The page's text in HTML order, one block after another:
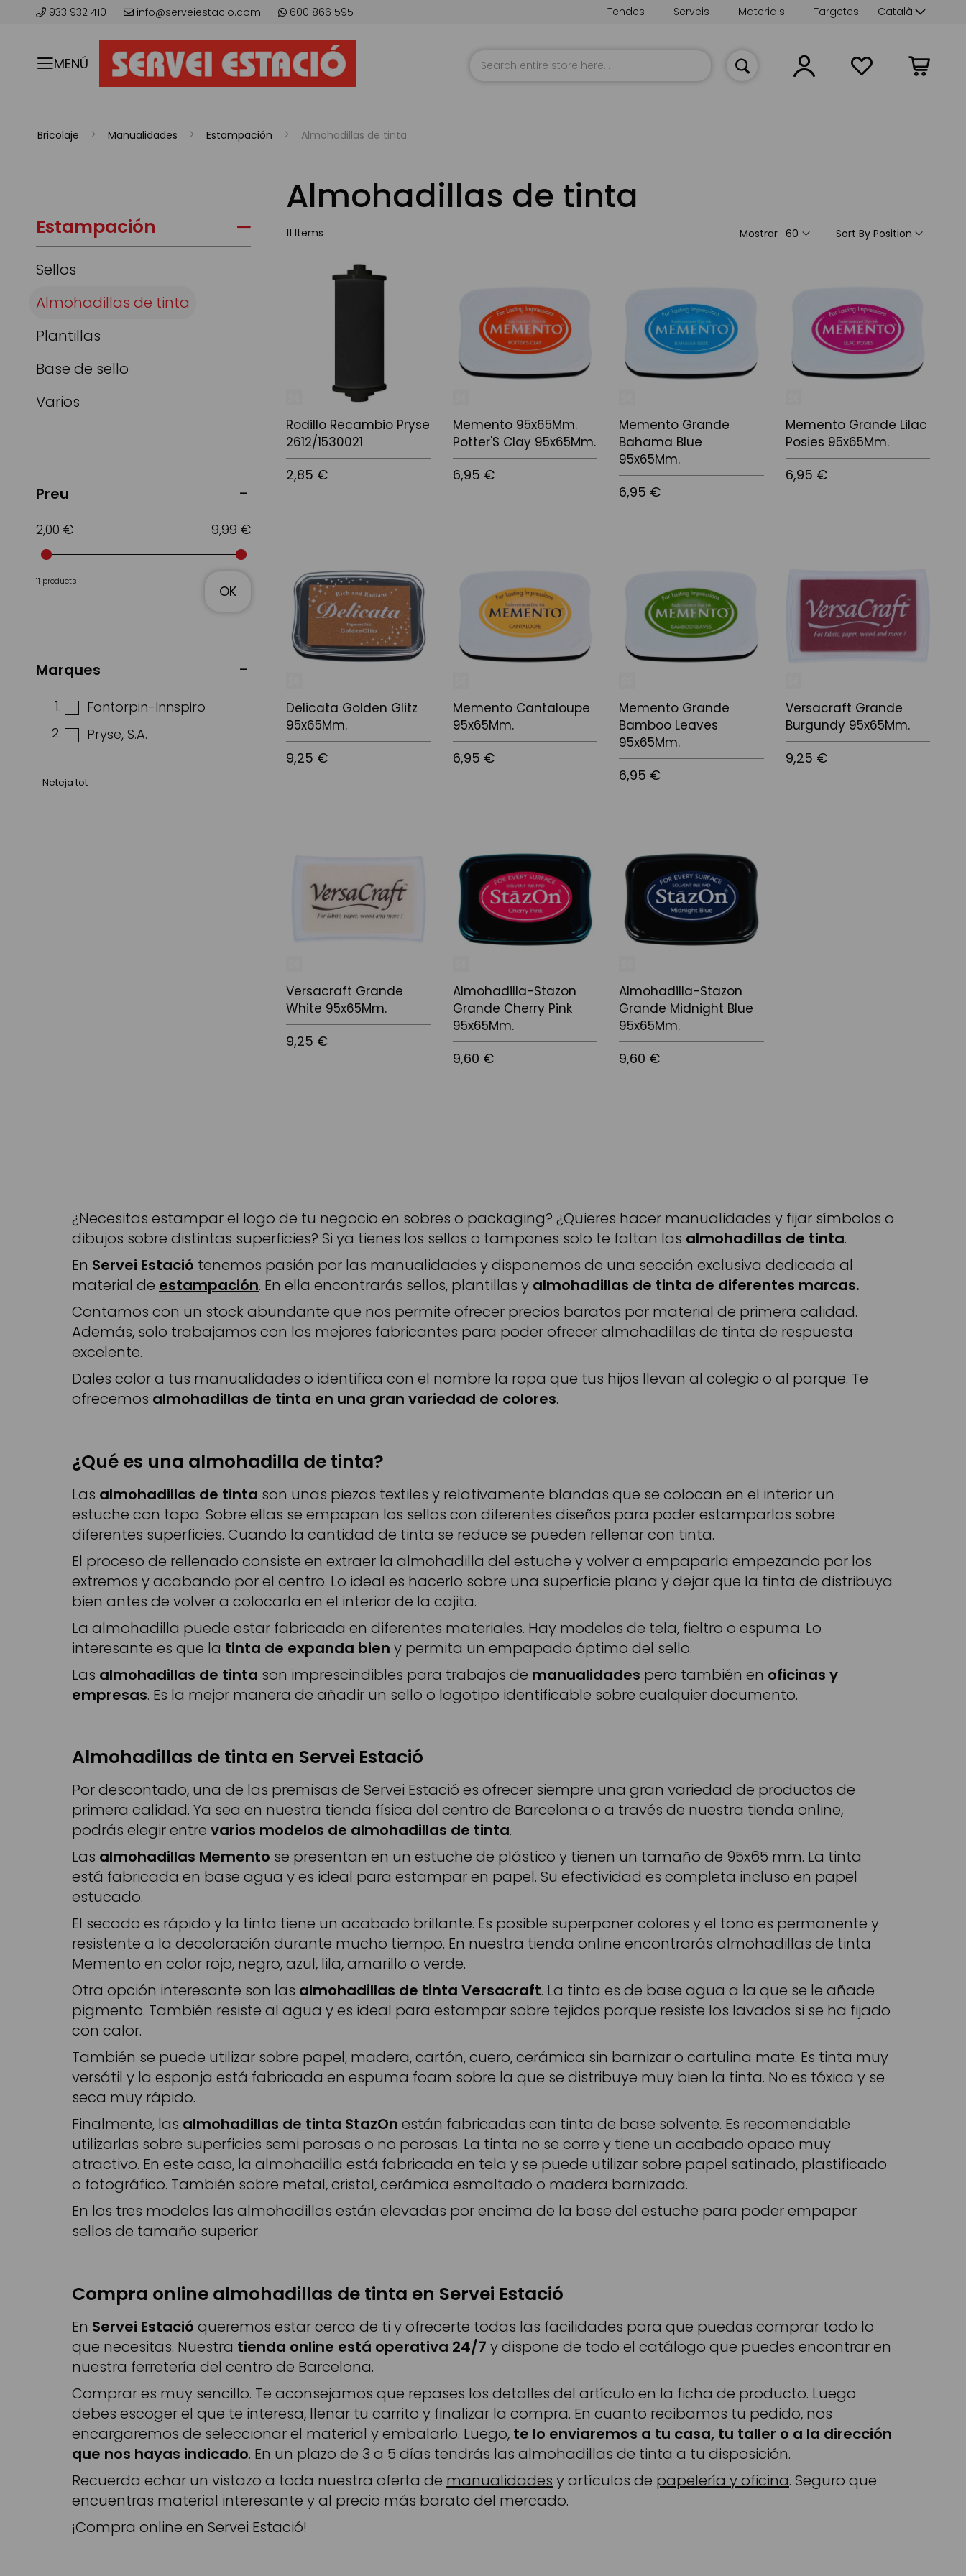
933 932 410 info@serveiestacio.com 600 866 595 Language
Català
Targetes
Materials
Serveis
Tendes
MENÚ
La meva
Bricolaje Manualidades Estampación Almohadillas de tinta
Almohadillas de tinta
11 Items Sort By
Mostrar
Rodillo Recambio Pryse
2612/1530021
2,85 €
Memento 95x65Mm.
Potter'S Clay 95x65Mm.
6,95 €
Memento Grande
Bahama Blue
95x65Mm.
6,95 €
Memento Grande Lilac
Posies 95x65Mm.
6,95 €
Delicata Golden Glitz
95x65Mm.
9,25 €
Memento Cantaloupe
95x65Mm.
6,95 €
Memento Grande
Bamboo Leaves
95x65Mm.
6,95 €
Versacraft Grande
Burgundy 95x65Mm.
9,25 €
Versacraft Grande
White 95x65Mm.
9,25 €
Almohadilla-Stazon
Grande Cherry Pink
95x65Mm.
9,60 €
Almohadilla-Stazon
Grande Midnight Blue
95x65Mm.
9,60 €
Estampación
Sellos
Almohadillas de tinta
Plantillas
Base de sello
Varios
Preu
2,00 € 9,99 €
11 products
OK
Marques
Fontorpin-Innspiro
Pryse, S.A.
Neteja tot
¿Necesitas estampar el logo de tu negocio en sobres o packaging? ¿Quieres hacer manualidades y fijar símbolos o
dibujos sobre distintas superficies? Si ya tienes los sellos o tampones solo te faltan las almohadillas de tinta.
En Servei Estació tenemos pasión por las manualidades y disponemos de una sección exclusiva dedicada al
material de estampación. En ella encontrarás sellos, plantillas y almohadillas de tinta de diferentes marcas.
Contamos con un stock abundante que nos permite ofrecer precios baratos por material de primera calidad.
Además, solo trabajamos con los mejores fabricantes para poder ofrecer almohadillas de tinta de respuesta
excelente.
Dales color a tus manualidades o identifica con el nombre la ropa que tus hijos llevan al colegio o al parque. Te
ofrecemos almohadillas de tinta en una gran variedad de colores.
¿Qué es una almohadilla de tinta?
Las almohadillas de tinta son unas piezas textiles y relativamente blandas que se colocan en el interior un
estuche con tapa. Sobre ellas se empapan los sellos con diferentes diseños para poder estamparlos sobre
diferentes superficies. Cuando la cantidad de tinta se reduce se pueden rellenar con tinta.
El proceso de rellenado consiste en extraer la almohadilla del estuche y volver a empaparla empezando por los
extremos y acabando por el centro. Lo ideal es hacerlo sobre una superficie plana y dejar que la tinta de distribuya
bien antes de volver a colocarla en el interior de la cajita.
La almohadilla puede estar fabricada en diferentes materiales. Hay modelos de tela, fieltro o espuma. Lo
interesante es que la tinta de expanda bien y permita un empapado óptimo del sello.
Las almohadillas de tinta son imprescindibles para trabajos de manualidades pero también en oficinas y
empresas. Es la mejor manera de añadir un sello o logotipo identificable sobre cualquier documento.
Almohadillas de tinta en Servei Estació
Por descontado, una de las premisas de Servei Estació es ofrecer siempre una gran variedad de productos de
primera calidad. Ya sea en nuestra tienda física del centro de Barcelona o a través de nuestra tienda online,
podrás elegir entre varios modelos de almohadillas de tinta.
Las almohadillas Memento se presentan en un estuche de plástico y tienen un tamaño de 95x65 mm. La tinta
está fabricada en base agua y es ideal para estampar en papel. Su efectividad es completa incluso en papel
estucado.
El secado es rápido y la tinta tiene un acabado brillante. Es posible superponer colores y el tono es permanente y
resistente a la decoloración durante mucho tiempo. En nuestra tienda online encontrarás almohadillas de tinta
Memento en color rojo, negro, azul, lila, amarillo o verde.
Otra opción interesante son las almohadillas de tinta Versacraft. La tinta es de base agua a la que se le añade
pigmento. También resiste al agua y es ideal para estampar sobre tejidos porque resiste los lavados si se ha fijado
con calor.
También se puede utilizar sobre papel, madera, cartón, cuero, cerámica sin barnizar o cartulina mate. Es tinta muy
versátil y la esponja está fabricada en espuma foam sobre la que se distribuye muy bien la tinta. No es tóxica y se
seca muy rápido.
Finalmente, las almohadillas de tinta StazOn están fabricadas con tinta de base solvente. Es recomendable
utilizarlas sobre superficies semi porosas o no porosas. La tinta no se corre y tiene un acabado opaco muy
atractivo. En este caso, la almohadilla está fabricada en tela y se puede utilizar sobre papel satinado, plastificado
o fotográfico. También sobre metal, cristal, cerámica esmaltado o madera barnizada.
En los tres modelos las almohadillas están elevadas por encima de la base del estuche para poder empapar
sellos de tamaño superior.
Compra online almohadillas de tinta en Servei Estació
En Servei Estació queremos estar cerca de ti y ofrecerte todas las facilidades para que puedas comprar todo lo
que necesitas. Nuestra tienda online está operativa 24/7 y dispone de todo el catálogo que puedes encontrar en
nuestra ferretería del centro de Barcelona.
Comprar es muy sencillo. Te aconsejamos que repases los detalles del artículo en la ficha de producto. Luego
debes escoger el que te interesa, llenar tu carrito y finalizar la compra. En cuanto recibamos tu pedido, nos
encargaremos de seleccionar el material y embalarlo. Luego, te lo enviaremos a tu casa, tu taller o a la dirección
que nos hayas indicado. En un plazo de 3 a 5 días tendrás las almohadillas de tinta a tu disposición.
Recuerda echar un vistazo a toda nuestra oferta de manualidades y artículos de papelería y oficina. Seguro que
encuentras material interesante y al precio más barato del mercado.
¡Compra online en Servei Estació!